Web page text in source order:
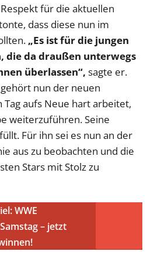
für die aktuellen
dass diese nun im
„Es ist für die jungen
die da draußen unterwegs
überlassen“, sagte er.
nun der neuen
aufs Neue hart arbeitet,
weiterzuführen. Seine
Für ihn sei es nun an der
aus zu beobachten und die
Stars mit Stolz zu
WWE
– jetzt